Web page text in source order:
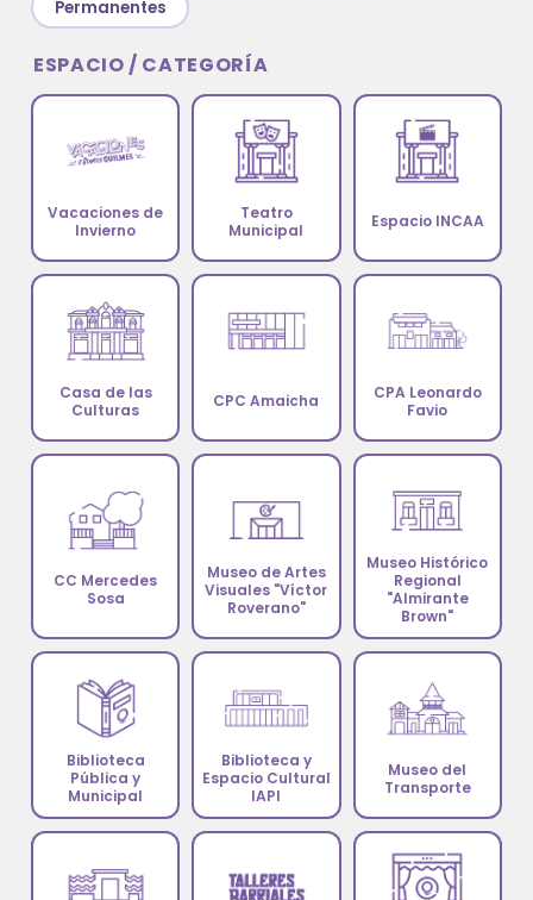
Deportes
Ambiente
Mujeres y Diversidades
Derechos Humanos
Empleo y Formación Laboral
Internacionales
Permanentes
ESPACIO / CATEGORÍA
Vacaciones de
Invierno
Teatro
Municipal
Espacio INCAA
Casa de las
Culturas
CPC Amaicha
CPA Leonardo
Favio
CC Mercedes
Sosa
Museo de Artes
Visuales "Víctor
Roverano"
Museo Histórico
Regional
"Almirante
Brown"
Biblioteca
Pública y
Municipal
Biblioteca y
Espacio Cultural
IAPI
Museo del
Transporte